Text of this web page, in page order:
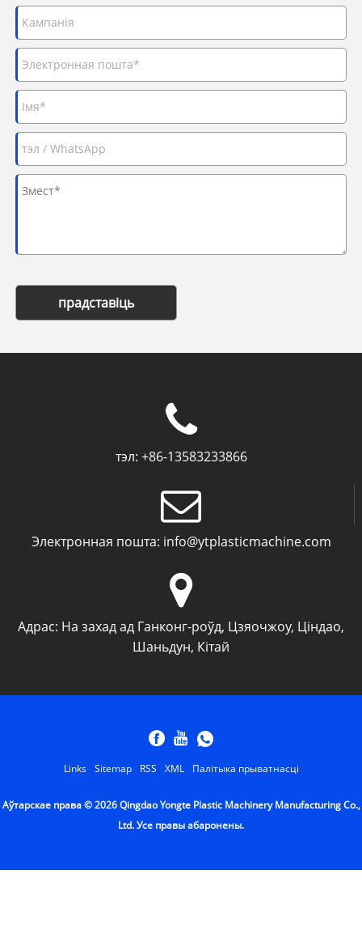
прадставіць
тэл: +86-13583233866
Электронная пошта: info@ytplasticmachine.com
Адрас: На захад ад Ганконг-роўд, Цзяочжоу, Ціндао,
Шаньдун, Кітай
Links Sitemap RSS XML Палітыка прыватнасці
Аўтарскае права © 2026 Qingdao Yongte Plastic Machinery Manufacturing Co.,
Ltd. Усе правы абаронены.